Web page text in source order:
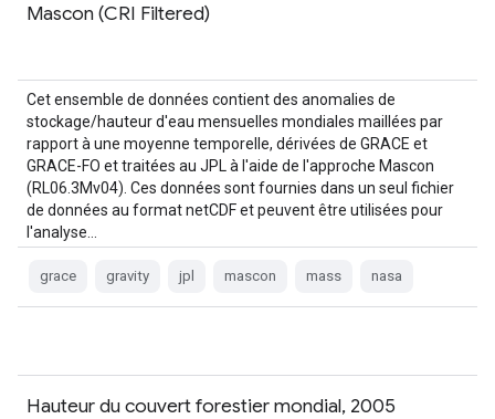
Mascon (CRI Filtered)
Cet ensemble de données contient des anomalies de
stockage/hauteur d'eau mensuelles mondiales maillées par
rapport à une moyenne temporelle, dérivées de GRACE et
GRACE-FO et traitées au JPL à l'aide de l'approche Mascon
(RL06.3Mv04). Ces données sont fournies dans un seul fichier
de données au format netCDF et peuvent être utilisées pour
l'analyse…
grace gravity jpl mascon mass nasa
Hauteur du couvert forestier mondial, 2005